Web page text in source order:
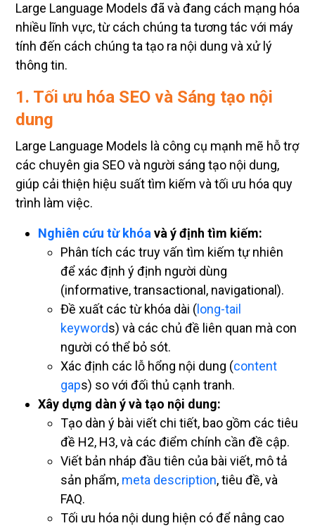
Large Language Models đã và đang cách mạng hóa
nhiều lĩnh vực, từ cách chúng ta tương tác với máy
tính đến cách chúng ta tạo ra nội dung và xử lý
thông tin.
1. Tối ưu hóa SEO và Sáng tạo nội
dung
Large Language Models là công cụ mạnh mẽ hỗ trợ
các chuyên gia SEO và người sáng tạo nội dung,
giúp cải thiện hiệu suất tìm kiếm và tối ưu hóa quy
trình làm việc.
Nghiên cứu từ khóa và ý định tìm kiếm:
Phân tích các truy vấn tìm kiếm tự nhiên
để xác định ý định người dùng
(informative, transactional, navigational).
Đề xuất các từ khóa dài ( long-tail
keywords) và các chủ đề liên quan mà con
người có thể bỏ sót.
Xác định các lỗ hổng nội dung (content
gaps) so với đối thủ cạnh tranh.
Xây dựng dàn ý và tạo nội dung:
Tạo dàn ý bài viết chi tiết, bao gồm các tiêu
đề H2, H3, và các điểm chính cần đề cập.
Viết bản nháp đầu tiên của bài viết, mô tả
sản phẩm, meta description, tiêu đề, và
FAQ.
Tối ưu hóa nội dung hiện có để nâng cao